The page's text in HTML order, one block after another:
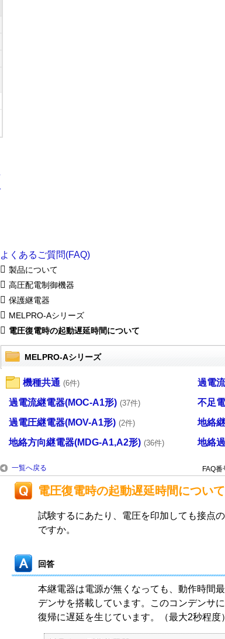
よくあるご質問(FAQ)
製品について
高圧配電制御機器
保護継電器
MELPRO-Aシリーズ
電圧復電時の起動遅延時間について
MELPRO-Aシリーズ
機種共通 (6件) 過電
過電流継電器(MOC-A1形) (37件) 不足
過電圧継電器(MOV-A1形) (2件) 地絡
地絡方向継電器(MDG-A1,A2形) (36件) 地絡
一覧へ戻る FAQ
電圧復電時の起動遅延時間について
試験するにあたり、電圧を印加しても接点
ですか。
回答
本継電器は電源が無くなっても、動作時間
デンサを搭載しています。このコンデンサ
復帰に遅延を生じています。（最大2秒程度）